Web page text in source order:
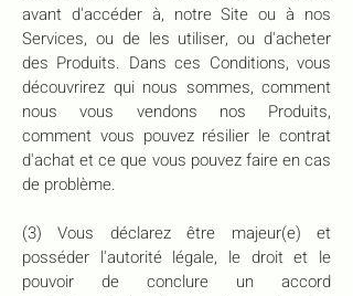
avant d'accéder à, notre Site ou à nos
Services, ou de les utiliser, ou d'acheter
des Produits. Dans ces Conditions, vous
découvrirez qui nous sommes, comment
nous vous vendons nos Produits,
comment vous pouvez résilier le contrat
d'achat et ce que vous pouvez faire en cas
de problème.
(3) Vous déclarez être majeur(e) et
posséder l'autorité légale, le droit et le
pouvoir de conclure un accord